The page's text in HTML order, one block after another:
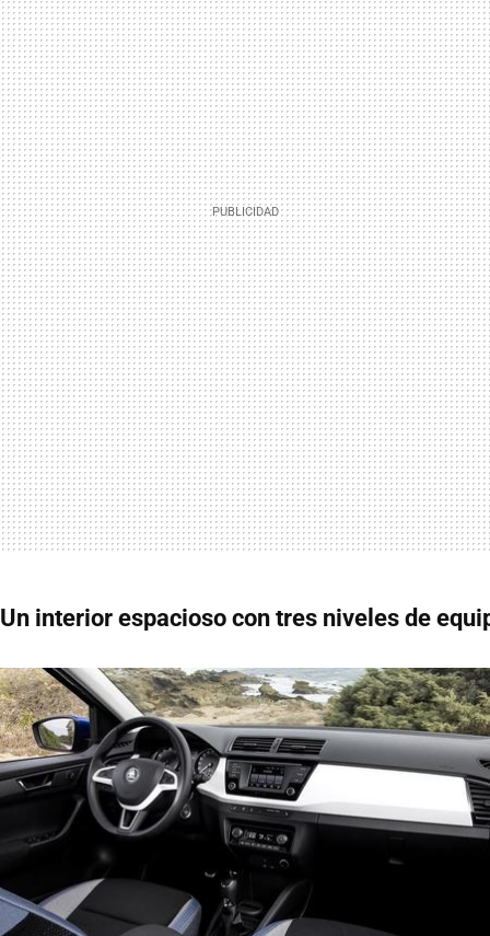
Un interior espacioso con tres niveles de